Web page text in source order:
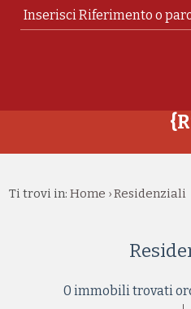
Ti trovi in: Home ›Residenziali
0 immobili trovati